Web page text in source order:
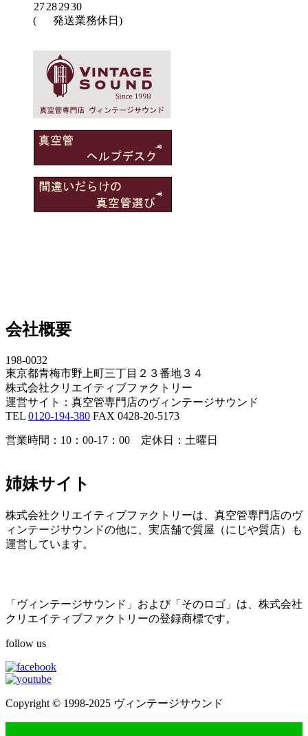
27282930
(
発送業務休日)
会社概要
198-0032
東京都青梅市野上町三丁目２３番地３４
株式会社クリエイティブファクトリー
運営サイト：真空管専門店のヴィンテージサウンド
TEL 0120-194-380 FAX 0428-20-5173
営業時間：10：00-17：00 定休日：土曜日
姉妹サイト
株式会社クリエイティブファクトリーは、真空管専門店のヴ
ィンテージサウンドの他に、実店舗で質屋（にじや質店）も
運営しています。
「ヴィンテージサウンド」および「そのロゴ」は、株式会社
クリエイティブファクトリーの登録商標です。
follow us
Copyright © 1998-2025 ヴィンテージサウンド